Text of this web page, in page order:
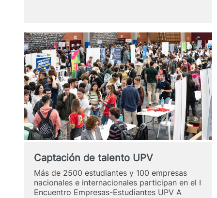
Captación de talento UPV
Más de 2500 estudiantes y 100 empresas
nacionales e internacionales participan en el I
Encuentro Empresas-Estudiantes UPV A